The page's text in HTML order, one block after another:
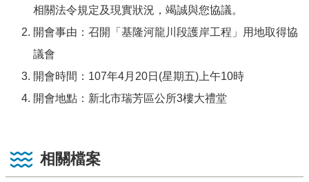
相關法令規定及現實狀況，竭誠與您協議。
開會事由：召開「基隆河龍川段護岸工程」用地取得協
議會
開會時間：107年4月20日(星期五)上午10時
開會地點：新北市瑞芳區公所3樓大禮堂
相關檔案